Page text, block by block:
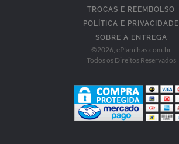
TROCAS E REEMBOLSO
POLÍTICA E PRIVACIDADE
SOBRE A ENTREGA
©2026 , ePlanilhas.com.br
Todos os Direitos Reservados